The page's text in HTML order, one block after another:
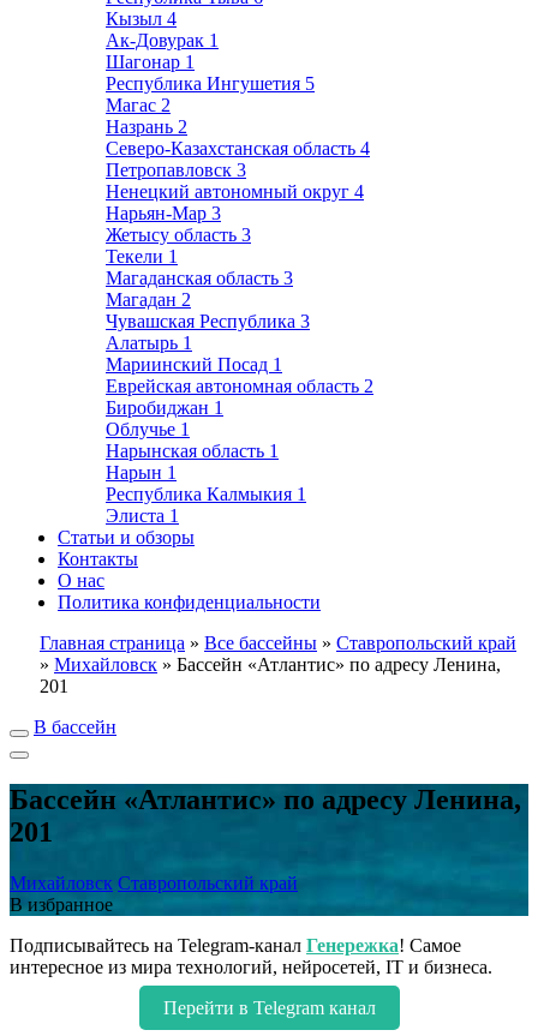
Кызыл 4
Ак-Довурак 1
Шагонар 1
Республика Ингушетия 5
Магас 2
Назрань 2
Северо-Казахстанская область 4
Петропавловск 3
Ненецкий автономный округ 4
Нарьян-Мар 3
Жетысу область 3
Текели 1
Магаданская область 3
Магадан 2
Чувашская Республика 3
Алатырь 1
Мариинский Посад 1
Еврейская автономная область 2
Биробиджан 1
Облучье 1
Нарынская область 1
Нарын 1
Республика Калмыкия 1
Элиста 1
Статьи и обзоры
Контакты
О нас
Политика конфиденциальности
Главная страница » Все бассейны » Ставропольский край
» Михайловск » Бассейн «Атлантис» по адресу Ленина,
201
В бассейн
Бассейн «Атлантис» по адресу Ленина,
201
Михайловск Ставропольский край
В избранное
Подписывайтесь на Telegram-канал Генережка! Самое
интересное из мира технологий, нейросетей, IT и бизнеса.
Перейти в Telegram канал